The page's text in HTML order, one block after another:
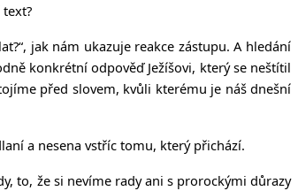
jak nám ukazuje reakce zástupu. A hledání
konkrétní odpověď Ježíšovi, který se neštítil
před slovem, kvůli kterému je náš dnešní
a nesena vstříc tomu, který přichází.
to, že si nevíme rady ani s prorockými důrazy